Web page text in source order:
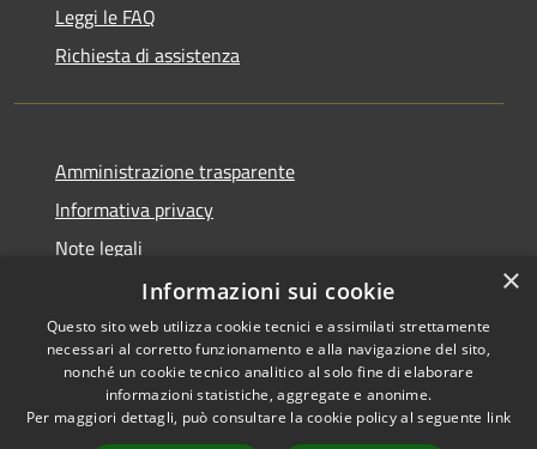
Leggi le FAQ
Richiesta di assistenza
Amministrazione trasparente
Informativa privacy
Note legali
Dichiarazione di accessibilità
RSS
Accessibilità
Copyright © 2026 • Comune di
Vergiate • Powered by
×
Informazioni sui cookie
Questo sito web utilizza cookie tecnici e assimilati strettamente
necessari al corretto funzionamento e alla navigazione del sito,
nonché un cookie tecnico analitico al solo fine di elaborare
informazioni statistiche, aggregate e anonime.
Per maggiori dettagli, può consultare la cookie policy al seguente link